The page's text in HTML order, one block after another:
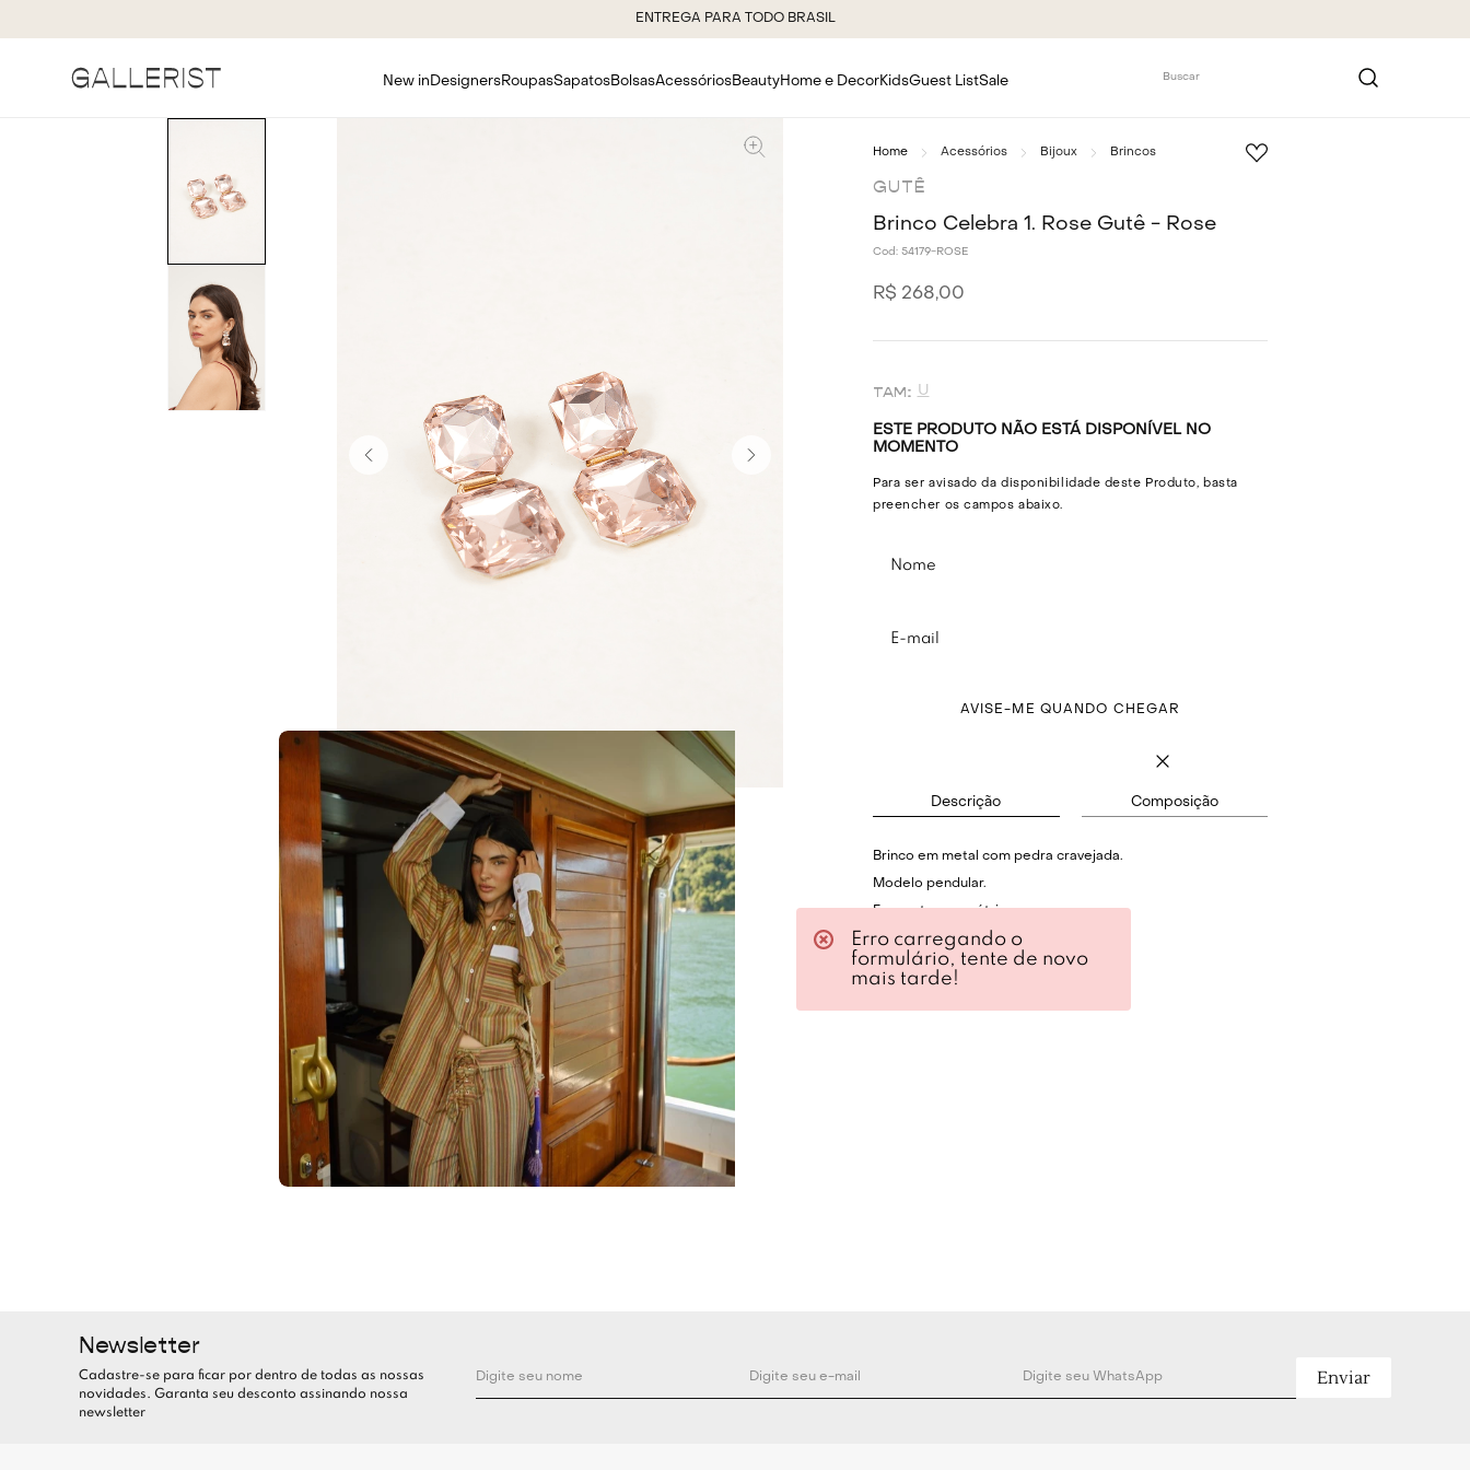
ENTREGA PARA TODO BRASIL
New in DesignersRoupasSapatosBolsasAcessóriosBeautyHome e DecorKidsGuest ListSale
Buscar
Acessórios Bijoux Brincos
GUTÊ
Brinco Celebra 1. Rose Gutê - Rose
Cod: 54179-ROSE
R$ 268,00
U
ESTE PRODUTO NÃO ESTÁ DISPONÍVEL NO
MOMENTO
Para ser avisado da disponibilidade deste Produto, basta
preencher os campos abaixo.
AVISE-ME QUANDO CHEGAR
Descrição Composição
Brinco em metal com pedra cravejada.
Modelo pendular.
Formarto geométrico.
Aplicação de pedra cravejada.
Fechamento posterior em tarraxa.
Newsletter
Cadastre-se para ficar por dentro de todas as nossas
novidades. Garanta seu desconto assinando nossa
newsletter
Enviar
Erro carregando o
formulário, tente de novo
mais tarde!